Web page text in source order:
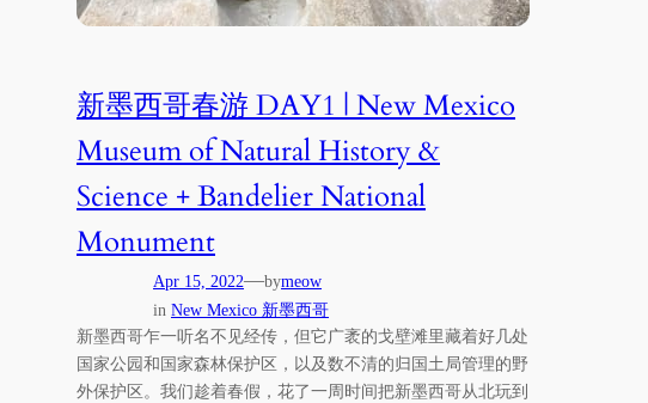
新墨西哥春游 DAY1 | New Mexico
Museum of Natural History &
Science + Bandelier National
Monument
Apr 15, 2022—bymeow
in New Mexico 新墨西哥
新墨西哥乍一听名不见经传，但它广袤的戈壁滩里藏着好几处
国家公园和国家森林保护区，以及数不清的归国土局管理的野
外保护区。我们趁着春假，花了一周时间把新墨西哥从北玩到